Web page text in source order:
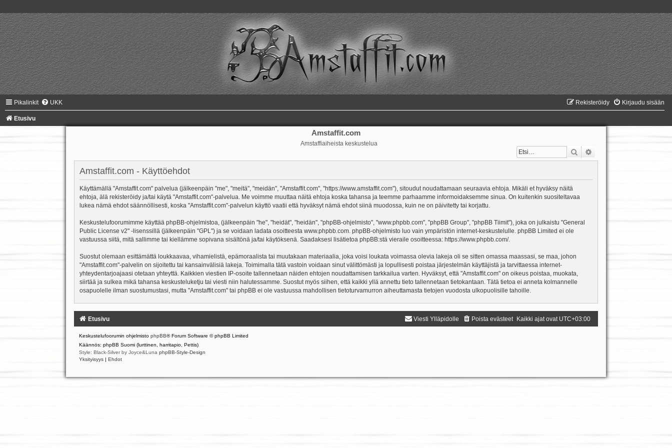
Pikalinkit UKK Kirjaudu sisään
Rekisteröidy
Etusivu
Amstaffit.com
Amstaffiaiheista keskustelua
Etsi
Amstaffit.com - Käyttöehdot
Käyttämällä "Amstaffit.com" palvelua (jälkeenpäin "me", "meitä", "meidän", "Amstaffit.com", "https://www.amstaffit.com"), sitoudut noudattamaan seuraavia ehtoja. Mikäli et hyväksy näitä
ehtoja, älä rekisteröidy ja/tai käytä "Amstaffit.com"-palvelua. Me voimme muuttaa näitä ehtoja koska tahansa ja teemme parhaamme informoidaksemme sinua. On kuitenkin suositeltavaa
lukea nämä ehdot säännöllisesti, koska "Amstaffit.com"-palvelun käyttö vaatii että hyväksyt nämä ehdot siinä muodossa, kuin ne on päivitetty tai korjattu.
Keskustelufoorumimme käyttää phpBB-ohjelmistoa, (jälkeenpäin "he", "heidät", "heidän", "phpBB-ohjelmisto", "www.phpbb.com", "phpBB Group", "phpBB Tiimit"), joka on julkaistu "General
Public License v2" -lisenssillä (jälkeenpäin "GPL") ja se voidaan ladata osoitteesta www.phpbb.com. phpBB-ohjelmisto luo vain ympäristön internet-keskustelulle. phpBB Limited ei ole
vastuussa siitä, mitä sallimme tai kiellämme sopivana sisältönä ja/tai käytöksenä. Saadaksesi lisätietoa phpBB:stä vieraile osoitteessa: https://www.phpbb.com/.
Suostut olemaan esittämättä loukkaavaa, vihamielistä, epämoraalista tai muutakaan materiaalia, joka voisi loukata voimassa olevia lakeja oli se sitten omassa maassasi, se maa, johon
"Amstaffit.com"-palvelin on sijoitettu tai kansainvälisiä lakeja. Toimimalla tätä vastoin voidaan sinut välittömästi ja lopullisesti poistaa järjestelmän käyttäjistä ja tarvittaessa internet-
yhteydentarjoajaasi otetaan yhteyttä. Kaikkien viestien IP-osoite tallennetaan näiden ehtojen noudattamisen tarkkailua varten. Hyväksyt, että "Amstaffit.com" on oikeus poistaa, muokata,
siirtää ja sulkea mikä tahansa keskusteluketju tai viesti niin halutessamme. Suostut myös siihen, että kaikki yllä annettu tieto tallennetaan tietokantaan. Tätä tietoa ei anneta kolmannelle
osapuolelle ilman suostumustasi, mutta "Amstaffit.com" tai phpBB ei ole vastuussa mahdollisen tietoturvamurron aiheuttamasta tietojen vuodosta ulkopuolisille tahoille.
Etusivu Kaikki ajat ovat UTC+03:00
Poista evästeet
Viesti Ylläpidolle
Keskustelufoorumin ohjelmisto phpBB® Forum Software © phpBB Limited
Käännös: phpBB Suomi (lurttinen, harritapio, Pettis)
Style: Black-Silver by Joyce&Luna phpBB-Style-Design
Yksityisyys | Ehdot